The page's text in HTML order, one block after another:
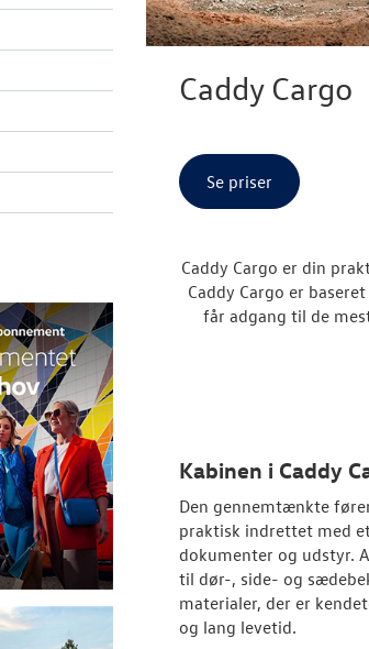
Caddy Cargo
Se priser
Caddy Cargo er din
Caddy Cargo er
får adgang til de
Kabinen i Caddy
Den gennemtænkte
praktisk indrettet med
dokumenter og udstyr.
til dør-, side- og
materialer, der er
og lang levetid.